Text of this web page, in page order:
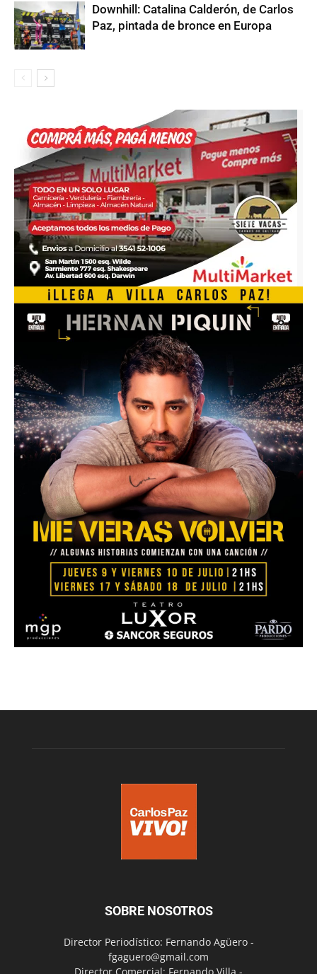
Downhill: Catalina Calderón, de Carlos
Paz, pintada de bronce en Europa
SOBRE NOSOTROS
Director Periodístico: Fernando Agüero -
fgaguero@gmail.com
Director Comercial: Fernando Villa -